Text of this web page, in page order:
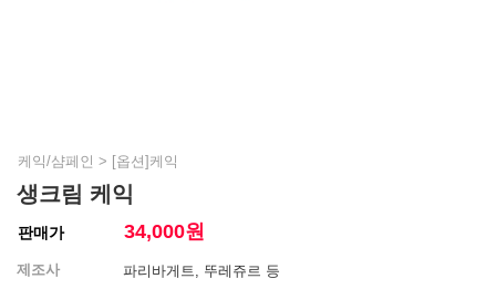
케익/샴페인 > [옵션]케익
생크림 케익
판매가 34,000원
제조사
파리바게트, 뚜레쥬르 등